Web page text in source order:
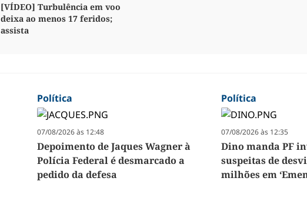
[VÍDEO] Turbulência em voo
deixa ao menos 17 feridos;
assista
Política
07/08/2026 às 12:48
Depoimento de Jaques Wagner à
Polícia Federal é desmarcado a
pedido da defesa
Política
07/08/2026 às 12:35
Dino manda PF
suspeitas de
milhões em